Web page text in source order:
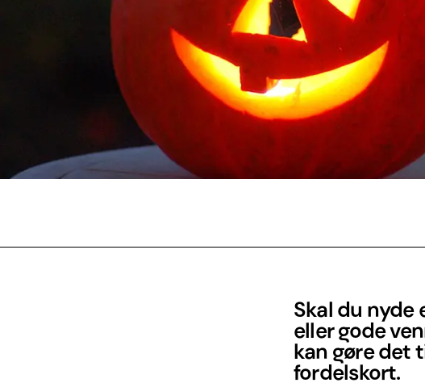
Skal du nyde
eller gode
kan gøre det
fordelskort.